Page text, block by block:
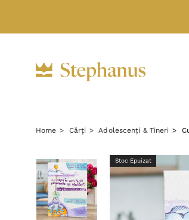
Home Cărți Adolescenți & Tineri
Stoc Epuizat